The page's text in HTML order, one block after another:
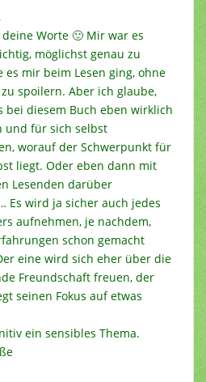
Worte 🙂 Mir war es
möglichst genau zu
es mir beim Lesen ging, ohne
spoilern. Aber ich glaube,
bei diesem Buch eben wirklich
und für sich selbst
worauf der Schwerpunkt für
liegt. Oder eben dann mit
Lesenden darüber
Es wird ja sicher auch jedes
aufnehmen, je nachdem,
schon gemacht
eine wird sich eher über die
Freundschaft freuen, der
seinen Fokus auf etwas
ein sensibles Thema.